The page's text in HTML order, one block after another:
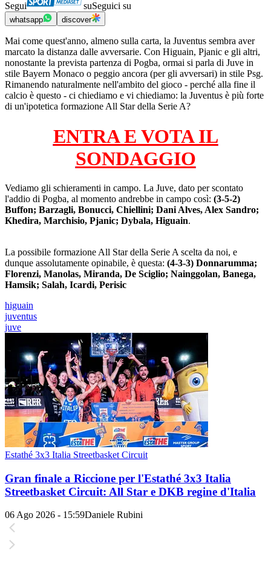
Segui suSeguici su
whatsapp discover
Mai come quest'anno, almeno sulla carta, la Juventus sembra aver
marcato la distanza dalle avversarie. Con Higuain, Pjanic e gli altri,
nonostante la prevista partenza di Pogba, ormai si parla di Juve in
stile Bayern Monaco o peggio ancora (per gli avversari) in stile Psg.
Rimanendo naturalmente nell'ambito del gioco - perché alla fine il
calcio è questo - ci chiediamo e vi chiediamo: la Juventus è più forte
di un'ipotetica formazione All Star della Serie A?
ENTRA E VOTA IL
SONDAGGIO
Vediamo gli schieramenti in campo. La Juve, dato per scontato
l'addio di Pogba, al momento andrebbe in campo così: (3-5-2)
Buffon; Barzagli, Bonucci, Chiellini; Dani Alves, Alex Sandro;
Khedira, Marchisio, Pjanic; Dybala, Higuain.
La possibile formazione All Star della Serie A scelta da noi, e
dunque assolutamente opinabile, è questa: (4-3-3) Donnarumma;
Florenzi, Manolas, Miranda, De Sciglio; Nainggolan, Banega,
Hamsik; Salah, Icardi, Perisic
higuain
juventus
juve
Estathé 3x3 Italia Streetbasket Circuit
Gran finale a Riccione per l'Estathé 3x3 Italia
Streetbasket Circuit: All Star e DKB regine d'Italia
06 Ago 2026 - 15:59Daniele Rubini